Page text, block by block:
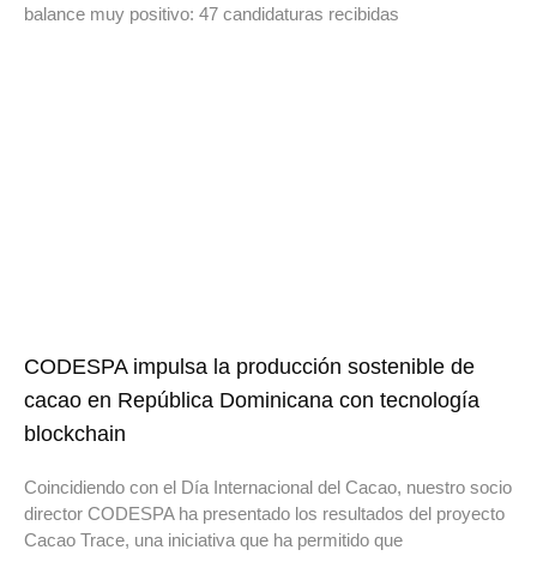
balance muy positivo: 47 candidaturas recibidas
CODESPA impulsa la producción sostenible de
cacao en República Dominicana con tecnología
blockchain
Coincidiendo con el Día Internacional del Cacao, nuestro socio
director CODESPA ha presentado los resultados del proyecto
Cacao Trace, una iniciativa que ha permitido que